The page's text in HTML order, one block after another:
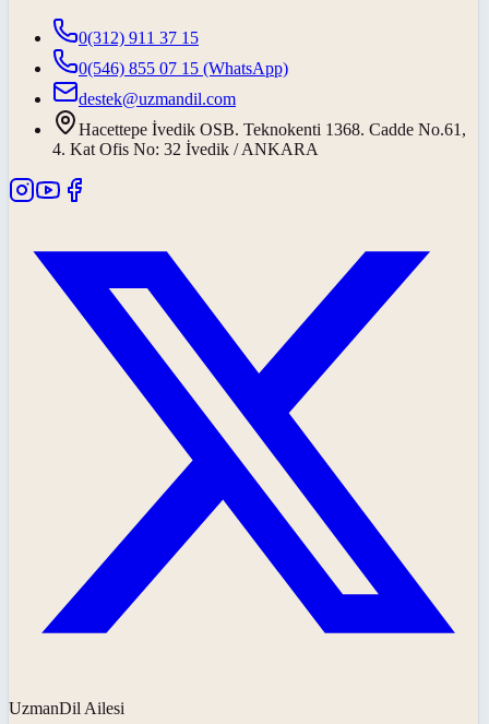
0(312) 911 37 15
0(546) 855 07 15 (WhatsApp)
destek@uzmandil.com
Hacettepe İvedik OSB. Teknokenti 1368. Cadde No.61,
4. Kat Ofis No: 32 İvedik / ANKARA
UzmanDil Ailesi